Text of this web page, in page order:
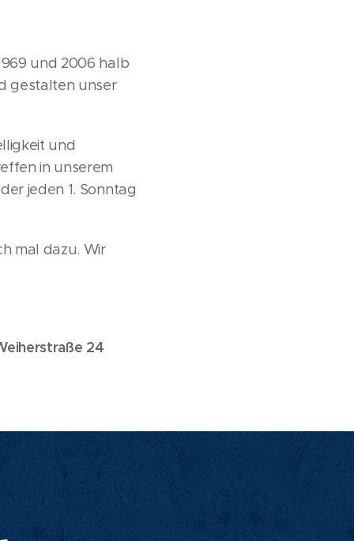
und 2006 halb
gestalten unser
und
in unserem
jeden 1. Sonntag
mal dazu. Wir
24